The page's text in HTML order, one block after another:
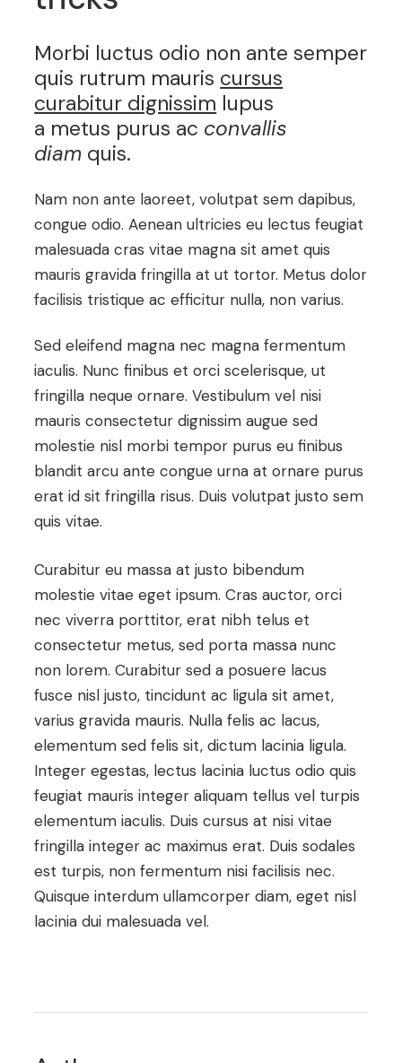
Morbi luctus odio non ante semper
quis rutrum mauris cursus
curabitur dignissim lupus
a metus purus ac convallis
diam quis.
Nam non ante laoreet, volutpat sem dapibus,
congue odio. Aenean ultricies eu lectus feugiat
malesuada cras vitae magna sit amet quis
mauris gravida fringilla at ut tortor. Metus dolor
facilisis tristique ac efficitur nulla, non varius.
Sed eleifend magna nec magna fermentum
iaculis. Nunc finibus et orci scelerisque, ut
fringilla neque ornare. Vestibulum vel nisi
mauris consectetur dignissim augue sed
molestie nisl morbi tempor purus eu finibus
blandit arcu ante congue urna at ornare purus
erat id sit fringilla risus. Duis volutpat justo sem
quis vitae.
Curabitur eu massa at justo bibendum
molestie vitae eget ipsum. Cras auctor, orci
nec viverra porttitor, erat nibh telus et
consectetur metus, sed porta massa nunc
non lorem. Curabitur sed a posuere lacus
fusce nisl justo, tincidunt ac ligula sit amet,
varius gravida mauris. Nulla felis ac lacus,
elementum sed felis sit, dictum lacinia ligula.
Integer egestas, lectus lacinia luctus odio quis
feugiat mauris integer aliquam tellus vel turpis
elementum iaculis. Duis cursus at nisi vitae
fringilla integer ac maximus erat. Duis sodales
est turpis, non fermentum nisi facilisis nec.
Quisque interdum ullamcorper diam, eget nisl
lacinia dui malesuada vel.